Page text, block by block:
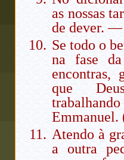
as nossas
de dever.
Se todo o
na fase
encontras,
que
Emmanuel.
Atendo à
a outra